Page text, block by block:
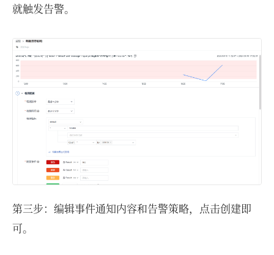
就触发告警。
第三步：编辑事件通知内容和告警策略，点击创建即
可。